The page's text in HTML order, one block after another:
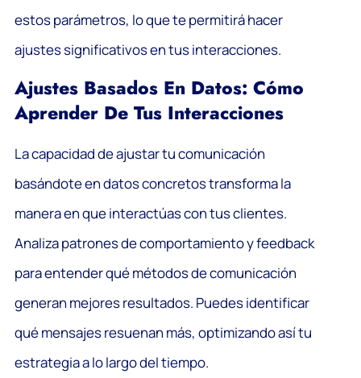
estos parámetros, lo que te permitirá hacer
ajustes significativos en tus interacciones.
Ajustes Basados En Datos: Cómo
Aprender De Tus Interacciones
La capacidad de ajustar tu comunicación
basándote en datos concretos transforma la
manera en que interactúas con tus clientes.
Analiza patrones de comportamiento y feedback
para entender qué métodos de comunicación
generan mejores resultados. Puedes identificar
qué mensajes resuenan más, optimizando así tu
estrategia a lo largo del tiempo.